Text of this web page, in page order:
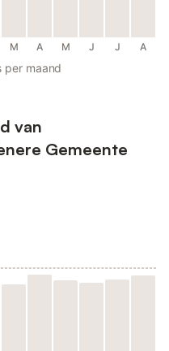
M A M J J A
per maand
van
Gemeente